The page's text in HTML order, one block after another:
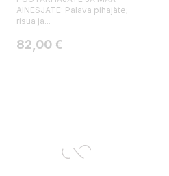
AINESJÄTE: Palava pihajäte;
risua ja...
Hinta
82,00 €